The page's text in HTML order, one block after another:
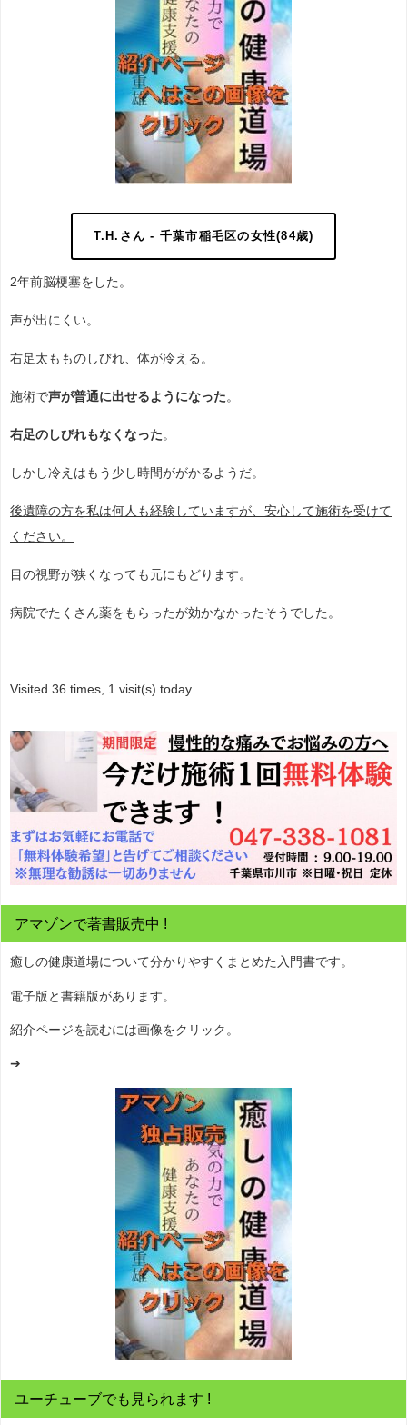
T.H.さん - 千葉市稲毛区の女性(84歳)
2年前脳梗塞をした。
声が出にくい。
右足太もものしびれ、体が冷える。
施術で声が普通に出せるようになった。
右足のしびれもなくなった。
しかし冷えはもう少し時間ががかるようだ。
後遺障の方を私は何人も経験していますが、安心して施術を受けて
ください。
目の視野が狭くなっても元にもどります。
病院でたくさん薬をもらったが効かなかったそうでした。
Visited 36 times, 1 visit(s) today
アマゾンで著書販売中 !
癒しの健康道場について分かりやすくまとめた入門書です。
電子版と書籍版があります。
紹介ページを読むには画像をクリック。
➔
ユーチューブでも見られます !